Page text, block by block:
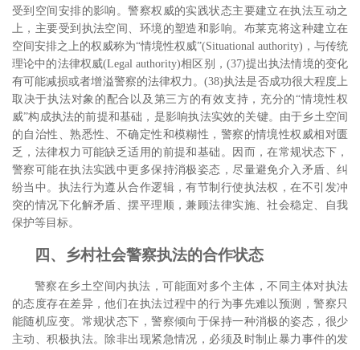
受到空间安排的影响。警察权威的实践状态主要建立在执法互动之
上，主要受到执法空间、环境的塑造和影响。布莱克将这种建立在
空间安排之上的权威称为“情境性权威”(Situational authority)，与传统
理论中的法律权威(Legal authority)相区别，(37)提出执法情境的变化
有可能减损或者增溢警察的法律权力。(38)执法是否成功很大程度上
取决于执法对象的配合以及第三方的有效支持，充分的“情境性权
威”构成执法的前提和基础，是影响执法实效的关键。由于乡土空间
的自治性、熟悉性、不确定性和模糊性，警察的情境性权威相对匮
乏，法律权力可能缺乏适用的前提和基础。因而，在常规状态下，
警察可能在执法实践中更多保持消极姿态，尽量避免介入矛盾、纠
纷当中。执法行为遵从合作逻辑，有节制行使执法权，在不引发冲
突的情况下化解矛盾、摆平理顺，兼顾法律实施、社会稳定、自我
保护等目标。
四、乡村社会警察执法的合作状态
警察在乡土空间内执法，可能面对多个主体，不同主体对执法
的态度存在差异，他们在执法过程中的行为事先难以预测，警察只
能随机应变。常规状态下，警察倾向于保持一种消极的姿态，很少
主动、积极执法。除非出现紧急情况，必须及时制止暴力事件的发